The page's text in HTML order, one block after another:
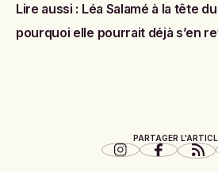
Lire aussi : Léa Salamé à la tête
pourquoi elle pourrait déjà s’en
PARTAGER